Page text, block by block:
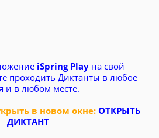
iSpring Playна свой
проходить Диктанты в любое
и в любом месте.
в новом окне: ОТКРЫТЬ
ДИКТАНТ